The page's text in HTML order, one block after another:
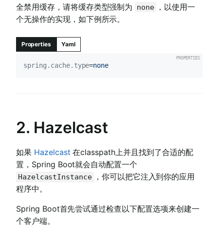
全禁用缓存，请将缓存类型强制为
none
，以使用一
个无操作的实现，如下例所示。
Properties Yaml
spring.cache.type=none
2. Hazelcast
如果 Hazelcast 在classpath上并且找到了合适的配
置，Spring Boot就会自动配置一个
HazelcastInstance
，你可以把它注入到你的应用
程序中。
Spring Boot首先尝试通过检查以下配置选项来创建一
个客户端。